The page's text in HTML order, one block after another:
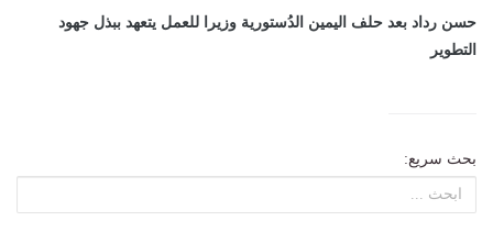
حسن رداد بعد حلف اليمين الدُستورية وزيرا للعمل يتعهد ببذل جهود
التطوير
بحث سريع: